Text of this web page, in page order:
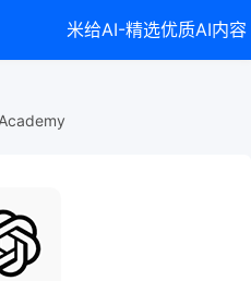
米给AI-精选优质AI内容